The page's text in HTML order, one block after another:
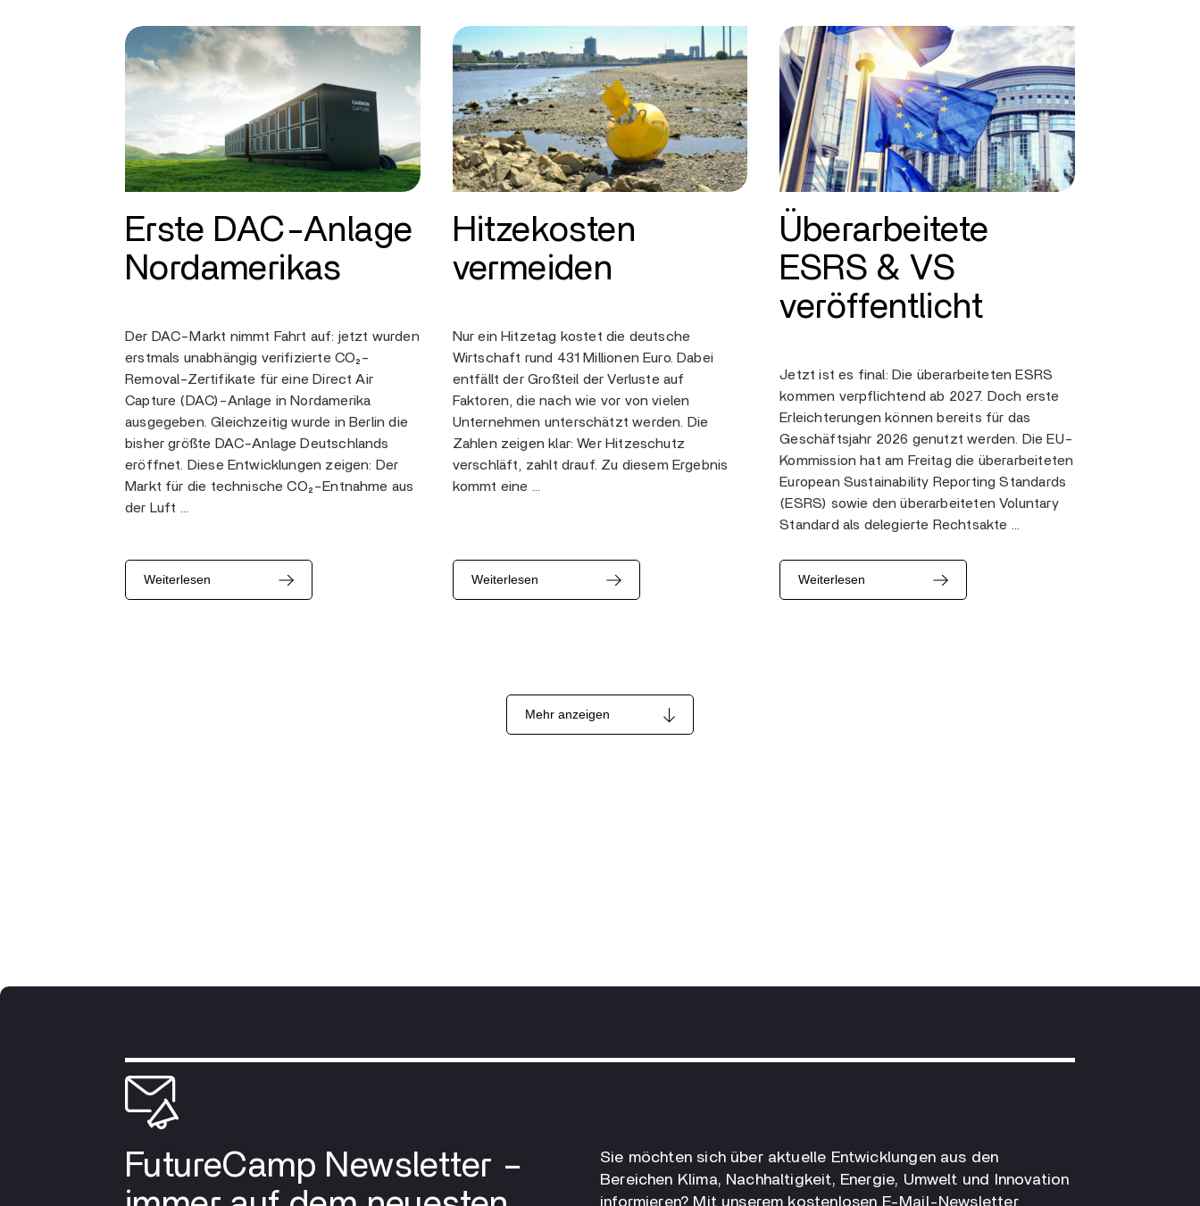
Erste DAC-Anlage
Nordamerikas
Der DAC-Markt nimmt Fahrt auf: jetzt wurden
erstmals unabhängig verifizierte CO₂-
Removal-Zertifikate für eine Direct Air
Capture (DAC)-Anlage in Nordamerika
ausgegeben. Gleichzeitig wurde in Berlin die
bisher größte DAC-Anlage Deutschlands
eröffnet. Diese Entwicklungen zeigen: Der
Markt für die technische CO₂-Entnahme aus
der Luft …
Weiterlesen
Hitzekosten
vermeiden
Nur ein Hitzetag kostet die deutsche
Wirtschaft rund 431 Millionen Euro. Dabei
entfällt der Großteil der Verluste auf
Faktoren, die nach wie vor von vielen
Unternehmen unterschätzt werden. Die
Zahlen zeigen klar: Wer Hitzeschutz
verschläft, zahlt drauf. Zu diesem Ergebnis
kommt eine …
Weiterlesen
Überarbeitete
ESRS & VS
veröffentlicht
Jetzt ist es final: Die überarbeiteten ESRS
kommen verpflichtend ab 2027. Doch erste
Erleichterungen können bereits für das
Geschäftsjahr 2026 genutzt werden. Die EU-
Kommission hat am Freitag die überarbeiteten
European Sustainability Reporting Standards
(ESRS) sowie den überarbeiteten Voluntary
Standard als delegierte Rechtsakte …
Weiterlesen
Mehr anzeigen
FutureCamp Newsletter –
Sie möchten sich über aktuelle Entwicklungen aus den
Bereichen Klima, Nachhaltigkeit, Energie, Umwelt und Innovation